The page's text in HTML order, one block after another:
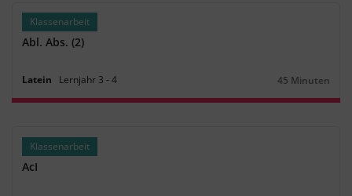
Klassenarbeit
Abl. Abs. (2)
Latein Lernjahr 3 ‐4
Dauer:
45 Minuten
Klassenarbeit
AcI